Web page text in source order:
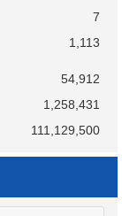
7
1,113
54,912
1,258,431
111,129,500